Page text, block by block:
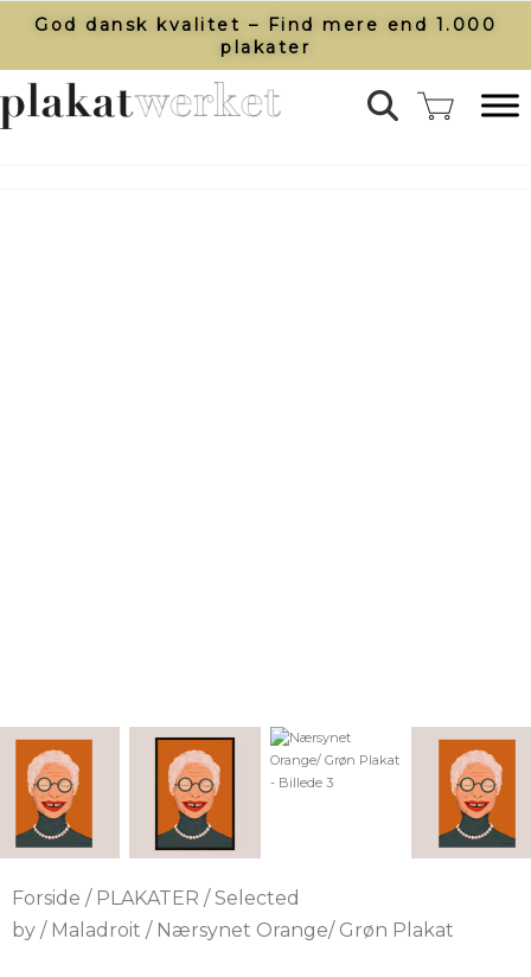
God dansk kvalitet – Find mere end 1.000
plakater​
Forside / PLAKATER /Selected
by / Maladroit / Nærsynet Orange/ Grøn Plakat